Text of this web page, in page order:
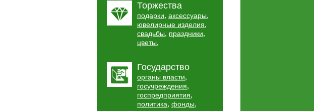
Торжества
подарки, аксессуары,
ювелирные изделия,
свадьбы, праздники,
цветы,
Государство
органы власти,
госучреждения,
госпредприятия,
политика, фонды,